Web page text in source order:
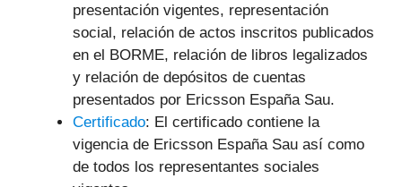
presentación vigentes, representación
social, relación de actos inscritos publicados
en el BORME, relación de libros legalizados
y relación de depósitos de cuentas
presentados por Ericsson España Sau.
Certificado: El certificado contiene la
vigencia de Ericsson España Sau así como
de todos los representantes sociales